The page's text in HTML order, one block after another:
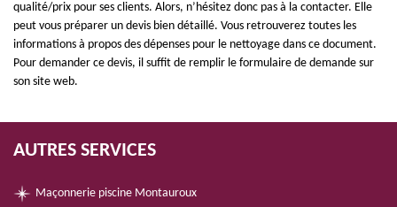
qualité/prix pour ses clients. Alors, n’hésitez donc pas à la contacter. Elle
peut vous préparer un devis bien détaillé. Vous retrouverez toutes les
informations à propos des dépenses pour le nettoyage dans ce document.
Pour demander ce devis, il suffit de remplir le formulaire de demande sur
son site web.
AUTRES SERVICES
Maçonnerie piscine Montauroux